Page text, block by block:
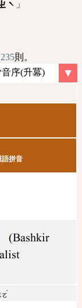
ˋ 」
235則。
語拼音
(Bashkir
ㄛ
ˊ